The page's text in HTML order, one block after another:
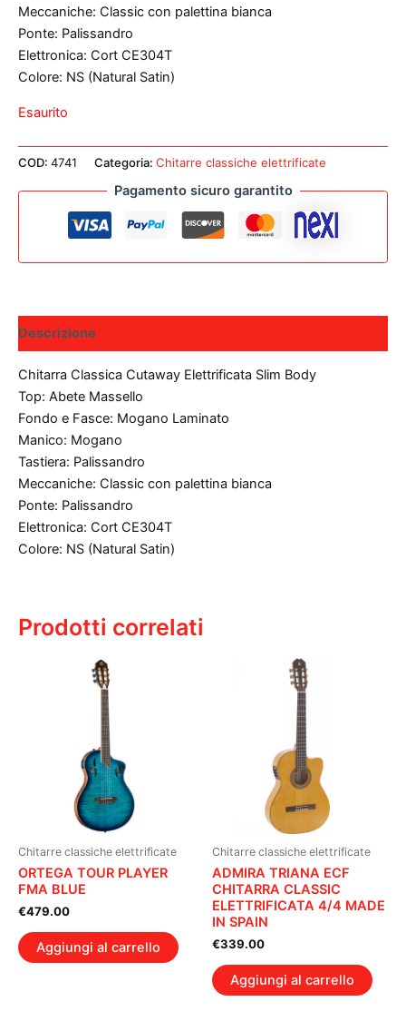
Meccaniche: Classic con palettina bianca
Ponte: Palissandro
Elettronica: Cort CE304T
Colore: NS (Natural Satin)
Esaurito
COD: 4741 Categoria: Chitarre classiche elettrificate
Pagamento sicuro garantito
Descrizione
Chitarra Classica Cutaway Elettrificata Slim Body
Top: Abete Massello
Fondo e Fasce: Mogano Laminato
Manico: Mogano
Tastiera: Palissandro
Meccaniche: Classic con palettina bianca
Ponte: Palissandro
Elettronica: Cort CE304T
Colore: NS (Natural Satin)
Prodotti correlati
Chitarre classiche elettrificate
ORTEGA TOUR PLAYER
FMA BLUE
€479.00
Aggiungi al carrello
Chitarre classiche elettrificate
ADMIRA TRIANA ECF
CHITARRA CLASSIC
ELETTRIFICATA 4/4 MADE
IN SPAIN
€339.00
Aggiungi al carrello